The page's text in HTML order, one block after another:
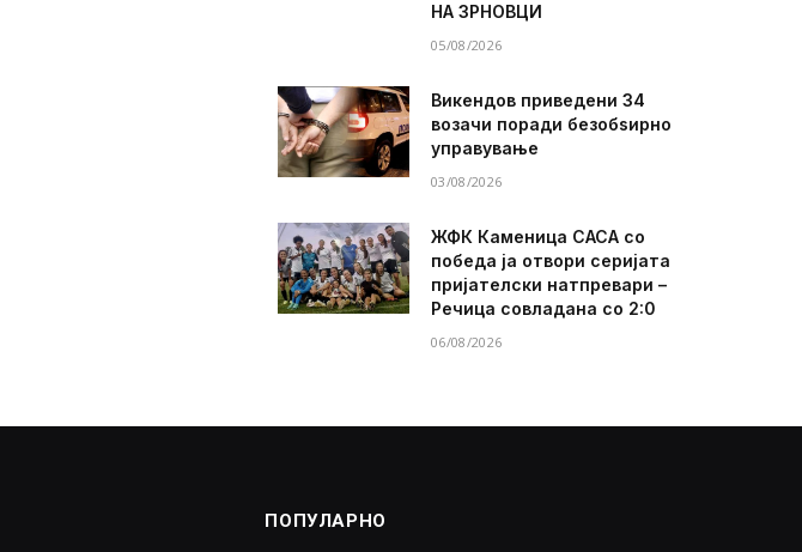
НА ЗРНОВЦИ
05/08/2026
Викендов приведени 34
возачи поради безобѕирно
управување
03/08/2026
ЖФК Каменица САСА со
победа ја отвори серијата
пријателски натпревари –
Речица совладана со 2:0
06/08/2026
ПОПУЛАРНО